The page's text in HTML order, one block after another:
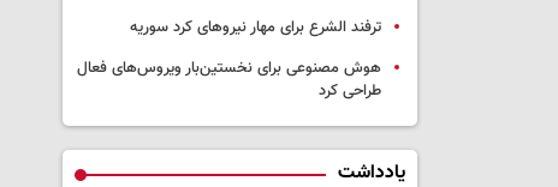
ترفند الشرع برای مهار نیروهای کرد سوریه
هوش مصنوعی برای نخستین‌بار ویروس‌های فعال
طراحی کرد
یادداشت